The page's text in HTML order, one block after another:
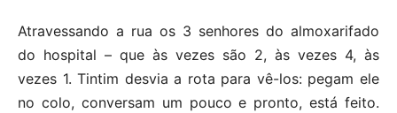
Atravessando a rua os 3 senhores do almoxarifado
do hospital – que às vezes são 2, às vezes 4, às
vezes 1. Tintim desvia a rota para vê-los: pegam ele
no colo, conversam um pouco e pronto, está feito.